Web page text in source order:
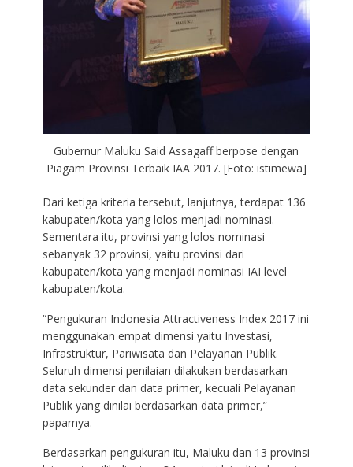
Gubernur Maluku Said Assagaff berpose dengan
Piagam Provinsi Terbaik IAA 2017. [Foto: istimewa]
Dari ketiga kriteria tersebut, lanjutnya, terdapat 136
kabupaten/kota yang lolos menjadi nominasi.
Sementara itu, provinsi yang lolos nominasi
sebanyak 32 provinsi, yaitu provinsi dari
kabupaten/kota yang menjadi nominasi IAI level
kabupaten/kota.
“Pengukuran Indonesia Attractiveness Index 2017 ini
menggunakan empat dimensi yaitu Investasi,
Infrastruktur, Pariwisata dan Pelayanan Publik.
Seluruh dimensi penilaian dilakukan berdasarkan
data sekunder dan data primer, kecuali Pelayanan
Publik yang dinilai berdasarkan data primer,”
paparnya.
Berdasarkan pengukuran itu, Maluku dan 13 provinsi